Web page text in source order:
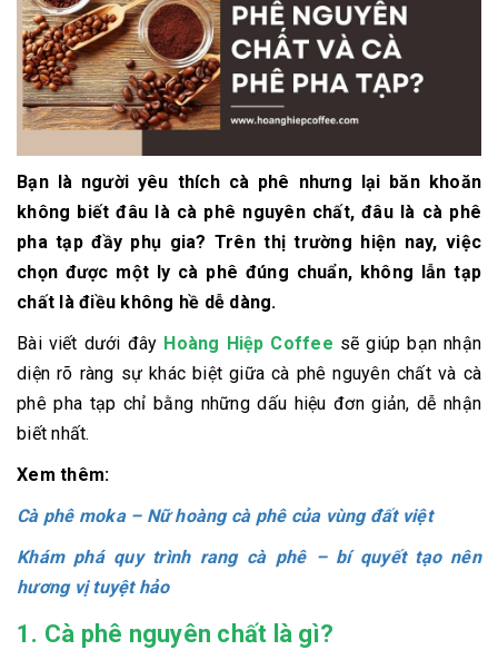
Bạn là người yêu thích cà phê nhưng lại băn khoăn
không biết đâu là cà phê nguyên chất, đâu là cà phê
pha tạp đầy phụ gia? Trên thị trường hiện nay, việc
chọn được một ly cà phê đúng chuẩn, không lẫn tạp
chất là điều không hề dễ dàng.
Bài viết dưới đây Hoàng Hiệp Coffee sẽ giúp bạn nhận
diện rõ ràng sự khác biệt giữa cà phê nguyên chất và cà
phê pha tạp chỉ bằng những dấu hiệu đơn giản, dễ nhận
biết nhất.
Xem thêm:
Cà phê moka – Nữ hoàng cà phê của vùng đất việt
Khám phá quy trình rang cà phê – bí quyết tạo nên
hương vị tuyệt hảo
1. Cà phê nguyên chất là gì?